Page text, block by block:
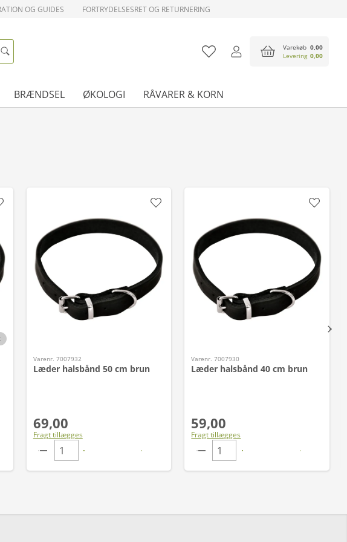
OG GUIDES FORTRYDELSESRET OG RETURNERING
Varekøb 0,00
Levering 0,00
BRÆNDSEL ØKOLOGI RÅVARER & KORN
Varenr. 7007932
Læder halsbånd 50 cm brun
69,00
Fragt tillægges
Varenr. 7007930
Læder halsbånd 40 cm brun
59,00
Fragt tillægges